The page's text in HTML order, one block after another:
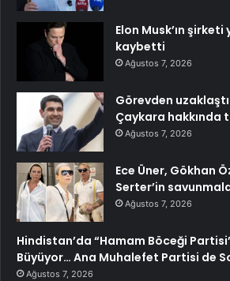
Elon Musk’ın şirketi
kaybetti
Ağustos 7, 2026
Görevden
Çaykara hakkında
Ağustos 7, 2026
Ece Üner, Gökhan
Serter’in
Ağustos 7, 2026
Hindistan’da “Hamam Böceği
Büyüyor… Ana Muhalefet Partisi de
Ağustos 7, 2026